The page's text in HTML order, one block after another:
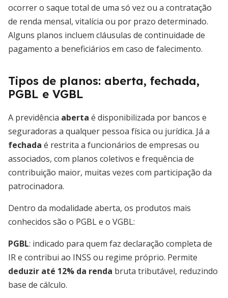
ocorrer o saque total de uma só vez ou a contratação
de renda mensal, vitalícia ou por prazo determinado.
Alguns planos incluem cláusulas de continuidade de
pagamento a beneficiários em caso de falecimento.
Tipos de planos: aberta, fechada,
PGBL e VGBL
A previdência aberta é disponibilizada por bancos e
seguradoras a qualquer pessoa física ou jurídica. Já a
fechada é restrita a funcionários de empresas ou
associados, com planos coletivos e frequência de
contribuição maior, muitas vezes com participação da
patrocinadora.
Dentro da modalidade aberta, os produtos mais
conhecidos são o PGBL e o VGBL:
PGBL: indicado para quem faz declaração completa de
IR e contribui ao INSS ou regime próprio. Permite
deduzir até 12% da renda bruta tributável, reduzindo
base de cálculo.